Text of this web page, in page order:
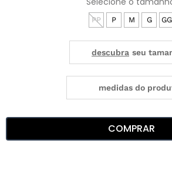
PP P M G GG
medidas do
COMPRAR